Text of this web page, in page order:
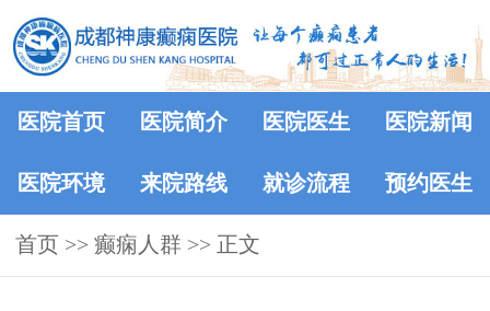
医院首页 医院简介 医院医生 医院新闻
医院环境 来院路线 就诊流程 预约医生
首页 >> 癫痫人群 >> 正文